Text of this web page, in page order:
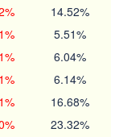
14.52%
5.51%
6.04%
6.14%
16.68%
23.32%